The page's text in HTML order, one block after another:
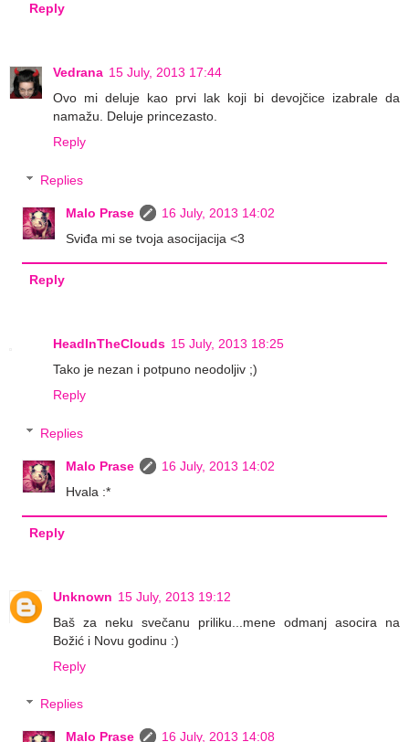
Reply
Vedrana 15 July, 2013 17:44
Ovo mi deluje kao prvi lak koji bi devojčice izabrale da
namažu. Deluje princezasto.
Reply
Replies
Malo Prase
16 July, 2013 14:02
Sviđa mi se tvoja asocijacija <3
Reply
HeadInTheClouds 15 July, 2013 18:25
Tako je nezan i potpuno neodoljiv ;)
Reply
Replies
Malo Prase
16 July, 2013 14:02
Hvala :*
Reply
Unknown 15 July, 2013 19:12
Baš za neku svečanu priliku...mene odmanj asocira na
Božić i Novu godinu :)
Reply
Replies
Malo Prase 16 July, 2013 14:08